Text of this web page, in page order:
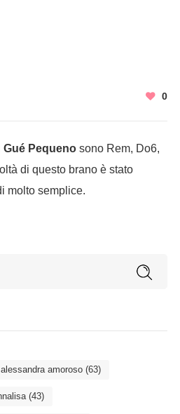
0
Gué Pequenosono Rem, Do6,
di questo brano è stato
molto semplice.
alessandra amoroso(63)
(43)